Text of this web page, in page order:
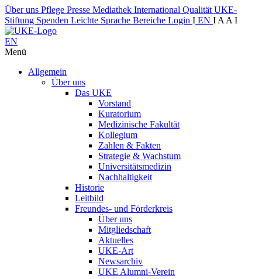
Über uns Pflege Presse Mediathek International Qualität UKE-
Stiftung Spenden Leichte Sprache Bereiche Login I EN I A A I
EN
Menü
Allgemein
Über uns
Das UKE
Vorstand
Kuratorium
Medizinische Fakultät
Kollegium
Zahlen & Fakten
Strategie & Wachstum
Universitätsmedizin
Nachhaltigkeit
Historie
Leitbild
Freundes- und Förderkreis
Über uns
Mitgliedschaft
Aktuelles
UKE-Art
Newsarchiv
UKE Alumni-Verein